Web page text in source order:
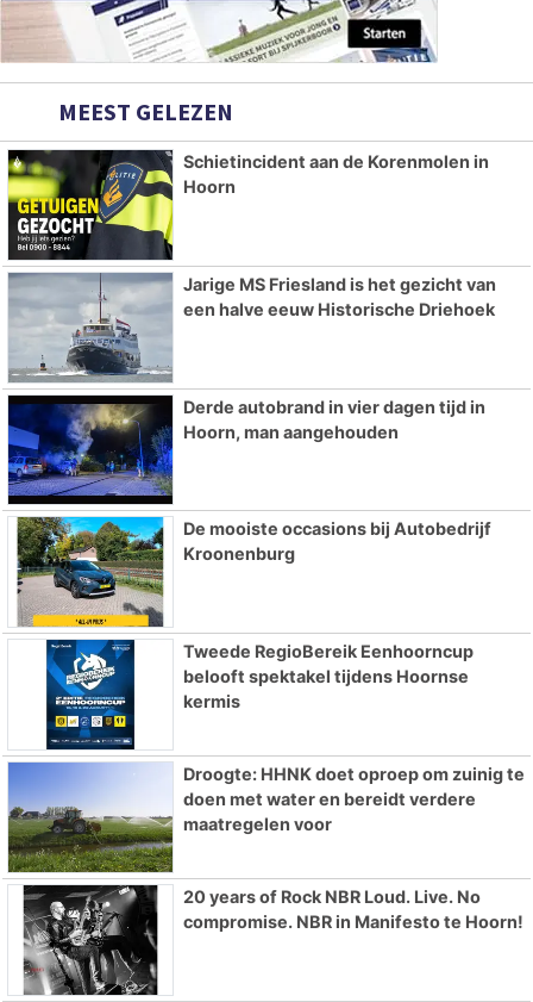
MEEST GELEZEN
Schietincident aan de Korenmolen in
Hoorn
Jarige MS Friesland is het gezicht van
een halve eeuw Historische Driehoek
Derde autobrand in vier dagen tijd in
Hoorn, man aangehouden
De mooiste occasions bij Autobedrijf
Kroonenburg
Tweede RegioBereik Eenhoorncup
belooft spektakel tijdens Hoornse
kermis
Droogte: HHNK doet oproep om zuinig te
doen met water en bereidt verdere
maatregelen voor
20 years of Rock NBR Loud. Live. No
compromise. NBR in Manifesto te Hoorn!